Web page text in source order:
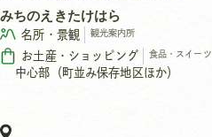
みちのえきたけはら
名所・景観 観光案内所
お土産・ショッピング 食品・スイーツ
中心部（町並み保存地区ほか）